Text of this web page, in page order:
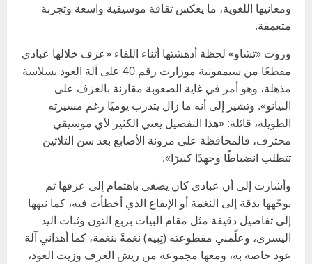
ومعانيها اللغوية، ما يعكس ثقافة موسيقية واسعة وتجربة
متعمقة.
وروت «تشاو» لحظة أدهشتها أثناء اللقاء «عزف خلالها عبادي
مقطعًا من سيمفونية موزارت رقم 40 على آلة العود بسلاسة
مذهلة، وهو أمر في غاية الصعوبة مقارنة بالعزف على
البيانو». وتشير إلى أنه ما زال يتدرب يوميًا رغم مسيرته
الطويلة، قائلة: «هذا التفصيل يعني الكثير لأي موسيقي
محترف، فالمحافظة على مرونة الأصابع بعد سن الثلاثين
تتطلب انضباطًا وجهدًا كبيرًا».
وأشارت إلى أن عبادي كان يصغي باهتمام إلى عزفها ثم
يوجّهها بدقة إلى النغمة أو الإيقاع الذي أخطأت فيه، كما نبهها
إلى تفاصيل دقيقة مثل مقام البيات بربع التون وثبات اليد
اليسرى، وعلّمني مقطوعته (تِبِيه) نغمةً بنغمة، كما أهداني آلة
عود خاصة به، ومعها مجموعة من ريش العزف وزيت العود،